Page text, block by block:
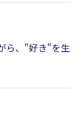
ら、"好き"を生